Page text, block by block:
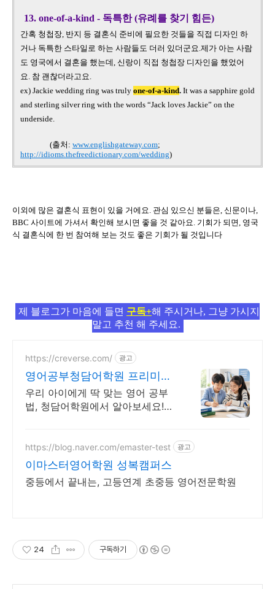
13. one-of-a-kind - 독특한 (유례를 찾기 힘든)
간혹 청첩장, 반지 등 결혼식 준비에 필요한 것들을 직접 디자인 하
거나 독특한 스타일로 하는 사람들도 더러 있더군요.제가 아는 사람
도 영국에서 결혼을 했는데, 신랑이 직접 청첩장 디자인을 했었어
요. 참 괜찮더라고요.
ex) Jackie wedding ring was truly one-of-a-kind. It was a sapphire gold
and sterling silver ring with the words “Jack loves Jackie” on the
underside.
(출처 : www.englishgateway.com;
http://idioms.thefreedictionary.com/wedding)
이외에 많은 결혼식 표현이 있을 거에요. 관심 있으신 분들은, 신문이나,
BBC 사이트에 가셔서 확인해 보시면 좋을 것 같아요. 기회가 되면, 영국
식 결혼식에 한 번 참여해 보는 것도 좋은 기회가 될 것입니다
제 블로그가 마음에 들면 구독+해 주시거나, 그냥 가시지
말고 추천 해 주세요.
https://creverse.com/ 광고
영어공부청담어학원 프리미엄
브랜드지수 18년1위
우리 아이에게 딱 맞는 영어 공부
법, 청담어학원에서 알아보세요!
https://blog.naver.com/emaster-test 광고
이마스터영어학원 성복캠퍼스
중등에서 끝내는, 고등연계 초중등 영어전문학원
24 구독하기